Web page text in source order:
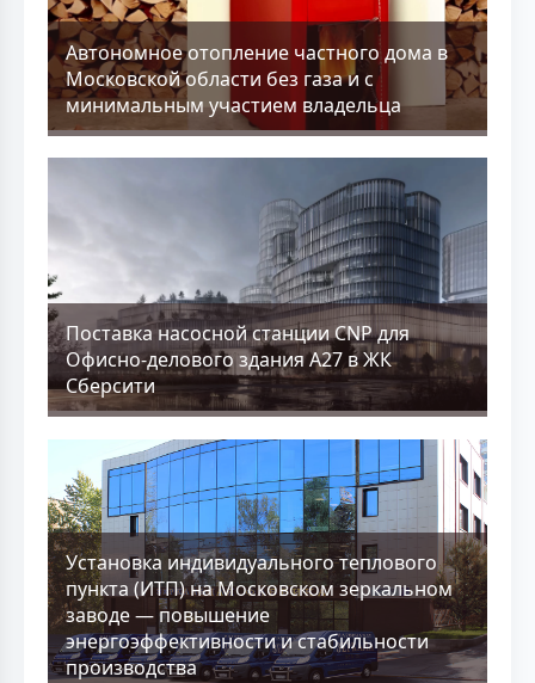
Aвтономное отопление частного дома в
Московской области без газа и с
минимальным участием владельца
Поставка насосной станции CNP для
Офисно-делового здания А27 в ЖК
Сберсити
Установка индивидуального теплового
пункта (ИТП) на Московском зеркальном
заводе — повышение
энергоэффективности и стабильности
производства